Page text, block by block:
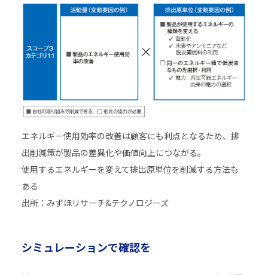
エネルギー使用効率の改善は顧客にも利点となるため、排
出削減策が製品の差異化や価値向上につながる。
使用するエネルギーを変えて排出原単位を削減する方法も
ある
出所：みずほリサーチ&テクノロジーズ
シミュレーションで確認を